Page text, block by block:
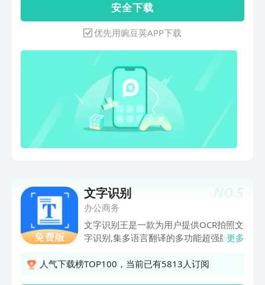
换，并且可一键分享或下载到本地！【万
能识别】*支持识别数字、识别菜式、识
别地标、识别图文、识别商标、识别水
证识别】*支持识别火车票、识别出租车
票、识别定额发票、识别增值税发票、识
别机打发票【车辆识别】*支持识别车
型、识别车牌、识别多车牌、识别车辆
VIN码
【精准识别】准确识别率高达99.9%【智
能分段】开启自动分段模式，识别结果智
能分段！【识别语言】支持中英日韩等
10国语言文字识别扫描！【智能保存】
识别结果完整保存，自定义标题【快捷导
出】快速复制/导出到微信、QQ等平台！
安 全 下 载
优先用豌豆荚APP下载
NO.5
文字识别
办公商务
文字识别王是一款为用户提供OCR拍照文
字识别,集多语言翻译的多功能超强版软
仪，文字识别王实现拍图取字、拍照翻
更多
人气下载榜TOP100，当前已有5813人订阅